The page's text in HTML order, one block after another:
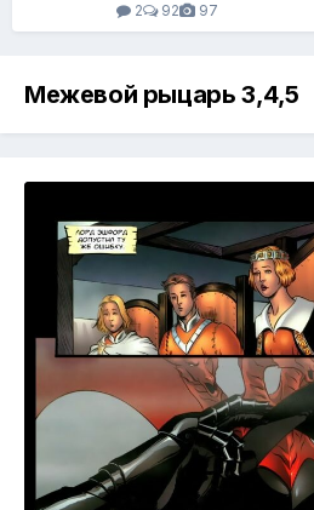
2
92 97
Межевой рыцарь 3,4,5